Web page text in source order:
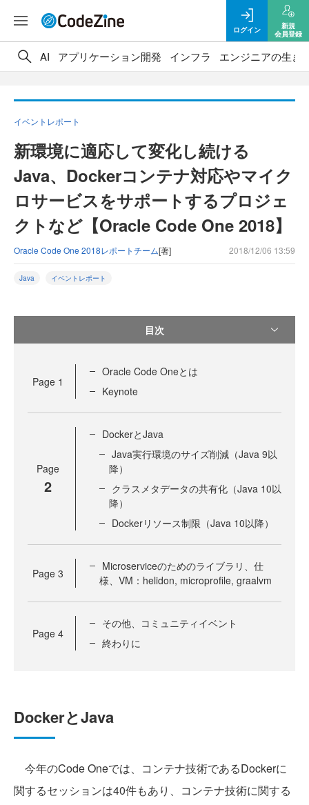
ログイン
新規
会員登録
AI アプリケーション開発 インフラ エンジニアの生き
イベントレポート
新環境に適応して変化し続ける
Java、Dockerコンテナ対応やマイク
ロサービスをサポートするプロジェ
クトなど【Oracle Code One 2018】
Oracle Code One 2018レポートチーム[著] 2018/12/06 13:59
Java イベントレポート
目次
Page 1
Oracle Code Oneとは
Keynote
Page
2
DockerとJava
Java実行環境のサイズ削減（Java 9以
降）
クラスメタデータの共有化（Java 10以
降）
Dockerリソース制限（Java 10以降）
Page 3
Microserviceのためのライブラリ、仕
様、VM：helidon, microprofile, graalvm
Page 4
その他、コミュニティイベント
終わりに
DockerとJava
今年のCode Oneでは、コンテナ技術であるDockerに
関するセッションは40件もあり、コンテナ技術に関する